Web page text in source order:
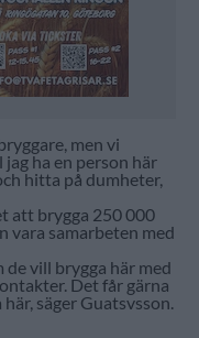
men vi
ha en person här
hitta på dumheter,
att brygga 250 000
vara samarbeten med
de vill brygga här med
Det får gärna
säger Guatsvsson.